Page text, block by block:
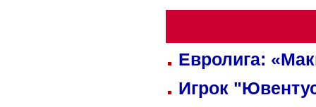
Евролига:
Игрок